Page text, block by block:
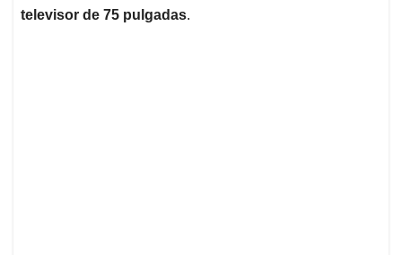
televisor de 75 pulgadas.